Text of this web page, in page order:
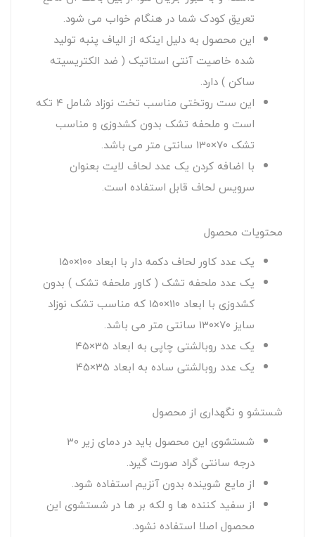
تعریق کودک شما در هنگام خواب می شود.
این محصول به دلیل اینکه از الیاف پنبه تولید
شده خاصیت آنتی استاتیک ( ضد الکتریسیته
ساکن ) دارد.
این ست روتختی مناسب تخت نوزاد شامل 4 تکه
است و ملحفه تشک بدون کشدوزی و مناسب
تشک 70×130 سانتی متر می باشد.
با اضافه کردن یک عدد لحاف لایت بعنوان
سرویس لحاف قابل استفاده است.
محتویات محصول
یک عدد کاور لحاف دکمه دار با ابعاد 100×150
یک عدد ملحفه تشک ( کاور ملحفه تشک ) بدون
کشدوزی با ابعاد 110×150 که مناسب تشک نوزاد
سایز 70×130 سانتی متر می باشد.
یک عدد روبالشتی چاپی به ابعاد 35×45
یک عدد روبالشتی ساده به ابعاد 35×45
شستشو و نگهداری از محصول
شستشوی این محصول باید در دمای زیر 30
درجه سانتی گراد صورت گیرد.
از مایع شوینده بدون آنزیم استفاده شود.
از سفید کننده ها و لکه بر ها در شستشوی این
محصول اصلا استفاده نشود.